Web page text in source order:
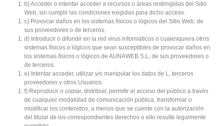
b) Acceder o intentar acceder a recursos o áreas restringidas del Sitio
Web, sin cumplir las condiciones exigidas para dicho acceso.
c) Provocar daños en los sistemas físicos o lógicos del Sitio Web, de
sus proveedores o de terceros.
d) Introducir o difundir en la red virus informáticos o cualesquiera otros
sistemas físicos o lógicos que sean susceptibles de provocar daños en
los sistemas físicos o lógicos de AUNAWEB S.L, de sus proveedores o
de terceros.
e) Intentar acceder, utilizar y/o manipular los datos de L, terceros
proveedores y otros Usuarios.
f) Reproducir o copiar, distribuir, permitir el acceso del público a través
de cualquier modalidad de comunicación pública, transformar o
modificar los contenidos, a menos que se cuente con la autorización
del titular de los correspondientes derechos o ello resulte legalmente